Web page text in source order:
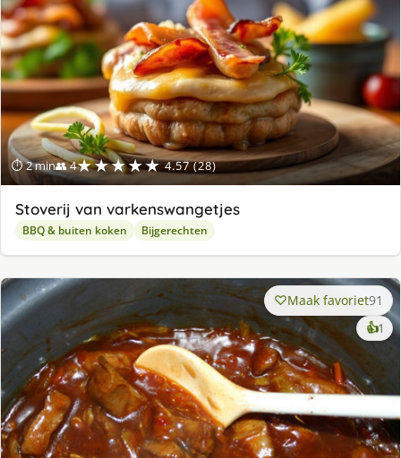
⏱ 2 min👥 4★★★★★ 4.57 (28)
Stoverij van varkenswangetjes
BBQ & buiten koken Bijgerechten
Maak favoriet91
👍1